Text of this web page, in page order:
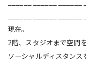
現在。
2階、スタジオまで空間
ソーシャルディスタンス